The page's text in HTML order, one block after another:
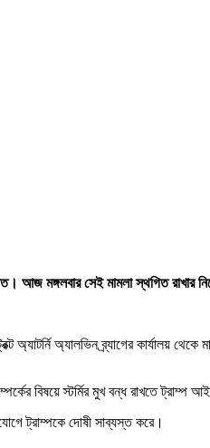
আজ মঙ্গলবার সেই মামলা স্থগিত রাখার
অ্যালভিন ব্র্যাগের কার্যালয় থেকে
বিষয়ে স্টর্মির মুখ বন্ধ রাখতে
ট্রাম্পকে দোষী সাব্যস্ত করে।